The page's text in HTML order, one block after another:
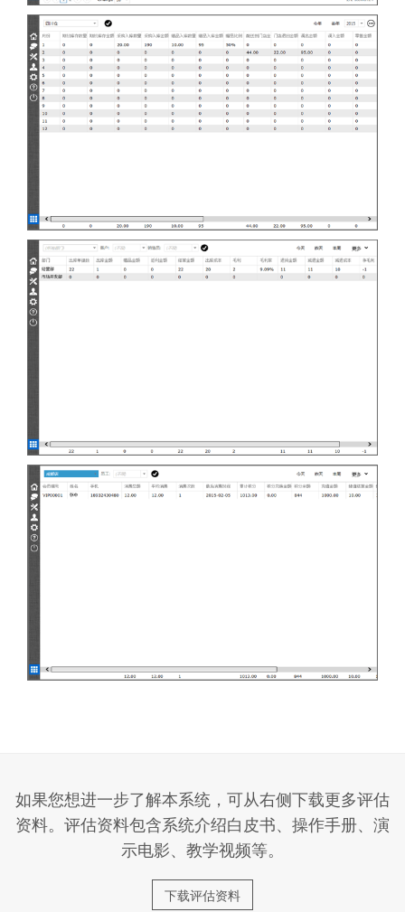
商品数据汇总分析
商品数据汇总分析报表
仓库进销存分析
商品进销存分析报表
批发业务利润报表
批发业务利润统计分析
如果您想进一步了解本系统，可从右侧下载更多评估
资料。评估资料包含系统介绍白皮书、操作手册、演
示电影、教学视频等。
下载评估资料